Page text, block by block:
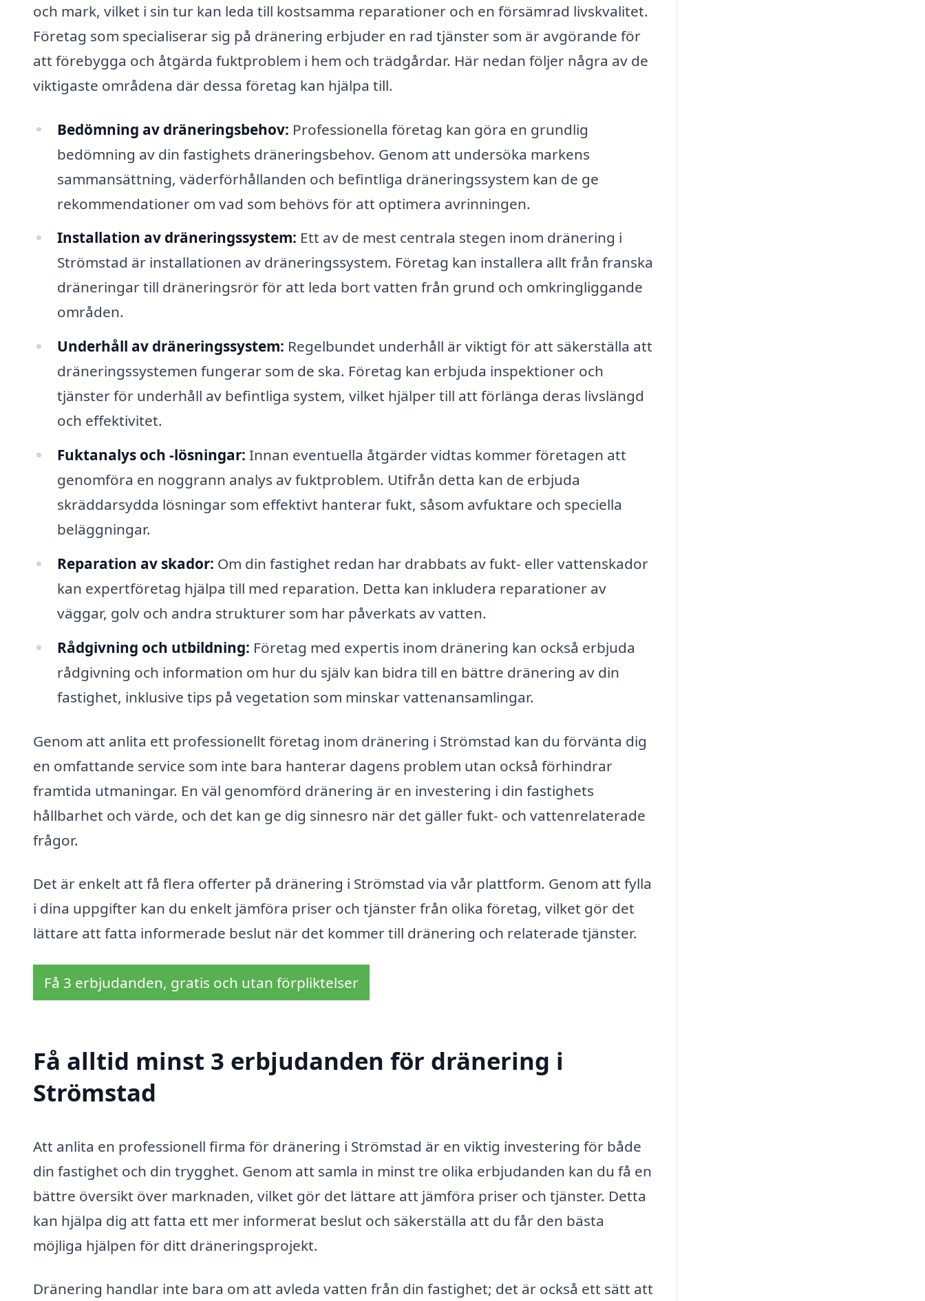
och mark, vilket i sin tur kan leda till kostsamma reparationer och en försämrad livskvalitet.
Företag som specialiserar sig på dränering erbjuder en rad tjänster som är avgörande för
att förebygga och åtgärda fuktproblem i hem och trädgårdar. Här nedan följer några av de
viktigaste områdena där dessa företag kan hjälpa till.
Bedömning av dräneringsbehov: Professionella företag kan göra en grundlig
bedömning av din fastighets dräneringsbehov. Genom att undersöka markens
sammansättning, väderförhållanden och befintliga dräneringssystem kan de ge
rekommendationer om vad som behövs för att optimera avrinningen.
Installation av dräneringssystem: Ett av de mest centrala stegen inom dränering i
Strömstad är installationen av dräneringssystem. Företag kan installera allt från franska
dräneringar till dräneringsrör för att leda bort vatten från grund och omkringliggande
områden.
Underhåll av dräneringssystem: Regelbundet underhåll är viktigt för att säkerställa att
dräneringssystemen fungerar som de ska. Företag kan erbjuda inspektioner och
tjänster för underhåll av befintliga system, vilket hjälper till att förlänga deras livslängd
och effektivitet.
Fuktanalys och -lösningar: Innan eventuella åtgärder vidtas kommer företagen att
genomföra en noggrann analys av fuktproblem. Utifrån detta kan de erbjuda
skräddarsydda lösningar som effektivt hanterar fukt, såsom avfuktare och speciella
beläggningar.
Reparation av skador: Om din fastighet redan har drabbats av fukt- eller vattenskador
kan expertföretag hjälpa till med reparation. Detta kan inkludera reparationer av
väggar, golv och andra strukturer som har påverkats av vatten.
Rådgivning och utbildning: Företag med expertis inom dränering kan också erbjuda
rådgivning och information om hur du själv kan bidra till en bättre dränering av din
fastighet, inklusive tips på vegetation som minskar vattenansamlingar.
Genom att anlita ett professionellt företag inom dränering i Strömstad kan du förvänta dig
en omfattande service som inte bara hanterar dagens problem utan också förhindrar
framtida utmaningar. En väl genomförd dränering är en investering i din fastighets
hållbarhet och värde, och det kan ge dig sinnesro när det gäller fukt- och vattenrelaterade
frågor.
Det är enkelt att få flera offerter på dränering i Strömstad via vår plattform. Genom att fylla
i dina uppgifter kan du enkelt jämföra priser och tjänster från olika företag, vilket gör det
lättare att fatta informerade beslut när det kommer till dränering och relaterade tjänster.
Få 3 erbjudanden, gratis och utan förpliktelser
Få alltid minst 3 erbjudanden för dränering i
Strömstad
Att anlita en professionell firma för dränering i Strömstad är en viktig investering för både
din fastighet och din trygghet. Genom att samla in minst tre olika erbjudanden kan du få en
bättre översikt över marknaden, vilket gör det lättare att jämföra priser och tjänster. Detta
kan hjälpa dig att fatta ett mer informerat beslut och säkerställa att du får den bästa
möjliga hjälpen för ditt dräneringsprojekt.
Dränering handlar inte bara om att avleda vatten från din fastighet; det är också ett sätt att